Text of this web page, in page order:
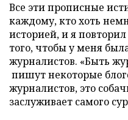
Все эти прописные
каждому, кто хоть
историей, и я
того, чтобы у меня
журналистов. «Быть
пишут некоторые
журналистов, это
заслуживает самого